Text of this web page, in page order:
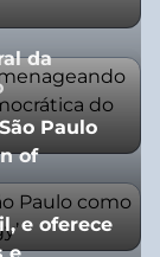
da
Paulo
of
e oferece
e